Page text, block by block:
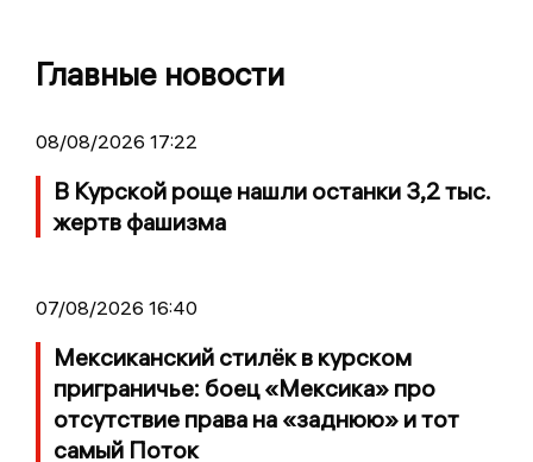
Главные новости
08/08/2026 17:22
В Курской роще нашли останки 3,2 тыс.
жертв фашизма
07/08/2026 16:40
Мексиканский стилёк в курском
приграничье: боец «Мексика» про
отсутствие права на «заднюю» и тот
самый Поток